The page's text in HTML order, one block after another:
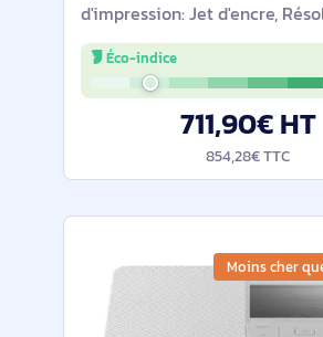
d'impression: Jet d'encre,
maximale: 5760 x 1440 DPI,
sans marge. Wifi. Couleur du
Éco-indice
711,90€ HT
854,28€ TTC
Moins cher